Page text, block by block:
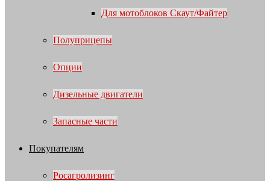
Для мотоблоков Скаут/Файтер
Полуприцепы
Опции
Дизельные двигатели
Запасные части
Покупателям
Росагролизинг